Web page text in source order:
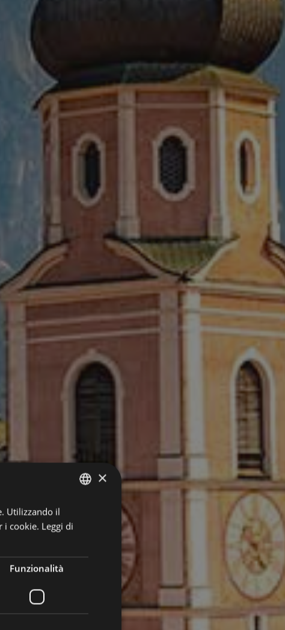
GERMAN
×
Utilizzando il
i cookie. Leggi di
Funzionalità